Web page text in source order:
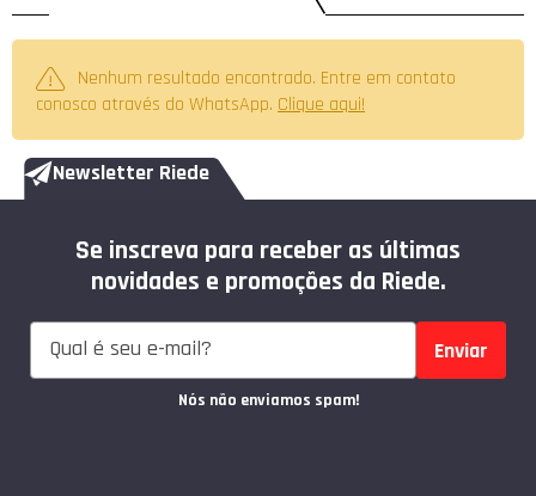
Nenhum resultado encontrado. Entre em contato
conosco através do WhatsApp. Clique aqui!
Newsletter Riede
Se inscreva para receber as últimas
novidades e promoções da Riede.
Enviar
Nós não enviamos spam!